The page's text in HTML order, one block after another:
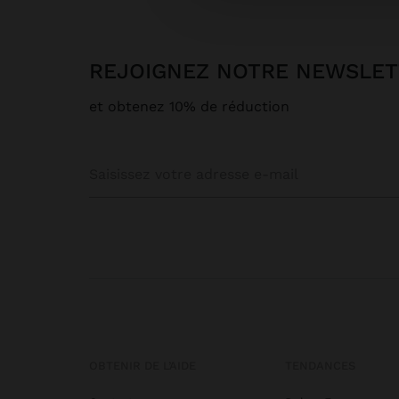
REJOIGNEZ NOTRE
et obtenez 10% de réduction